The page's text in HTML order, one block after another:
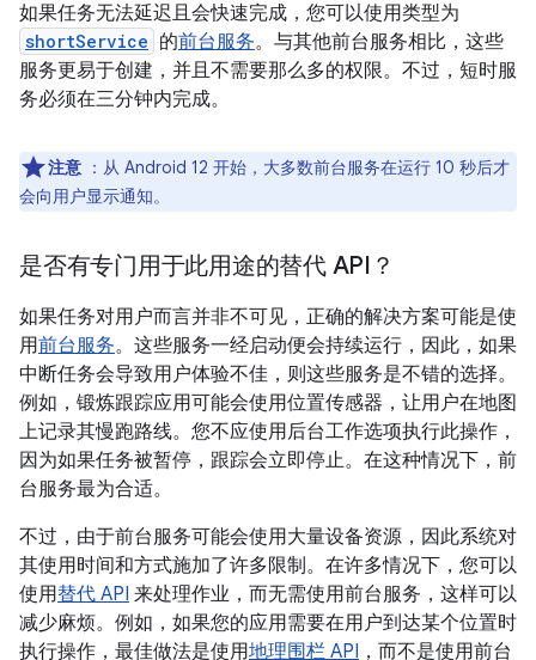
如果任务无法延迟且会快速完成，您可以使用类型为
shortService 的前台服务。与其他前台服务相比，这些
服务更易于创建，并且不需要那么多的权限。不过，短时服
务必须在三分钟内完成。
注意 ：从 Android 12 开始，大多数前台服务在运行 10 秒后才
会向用户显示通知。
是否有专门用于此用途的替代 API？
如果任务对用户而言并非不可见，正确的解决方案可能是使
用前台服务。这些服务一经启动便会持续运行，因此，如果
中断任务会导致用户体验不佳，则这些服务是不错的选择。
例如，锻炼跟踪应用可能会使用位置传感器，让用户在地图
上记录其慢跑路线。您不应使用后台工作选项执行此操作，
因为如果任务被暂停，跟踪会立即停止。在这种情况下，前
台服务最为合适。
不过，由于前台服务可能会使用大量设备资源，因此系统对
其使用时间和方式施加了许多限制。在许多情况下，您可以
使用替代 API 来处理作业，而无需使用前台服务，这样可以
减少麻烦。例如，如果您的应用需要在用户到达某个位置时
执行操作，最佳做法是使用地理围栏 API ，而不是使用前台